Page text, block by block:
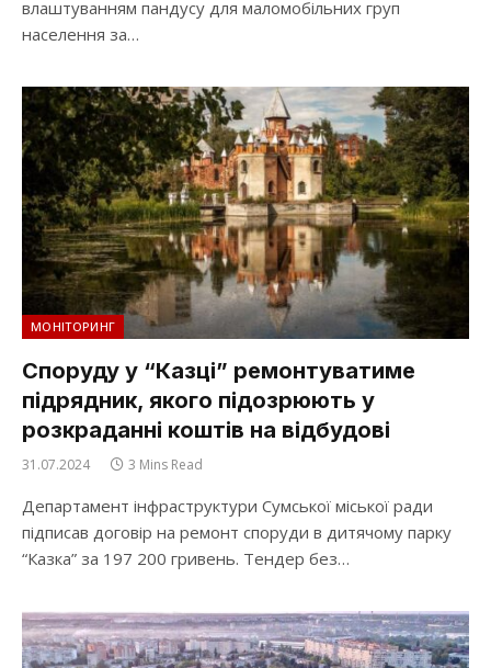
влаштуванням пандусу для маломобільних груп
населення за…
МОНІТОРИНГ
Споруду у “Казці” ремонтуватиме
підрядник, якого підозрюють у
розкраданні коштів на відбудові
31.07.2024 3 Mins Read
Департамент інфраструктури Сумської міської ради
підписав договір на ремонт споруди в дитячому парку
“Казка” за 197 200 гривень. Тендер без…